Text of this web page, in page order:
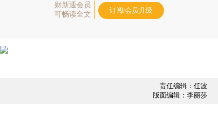
财新通会员
可畅读全文
订阅/会员升级
责任编辑：任波
版面编辑：李丽莎